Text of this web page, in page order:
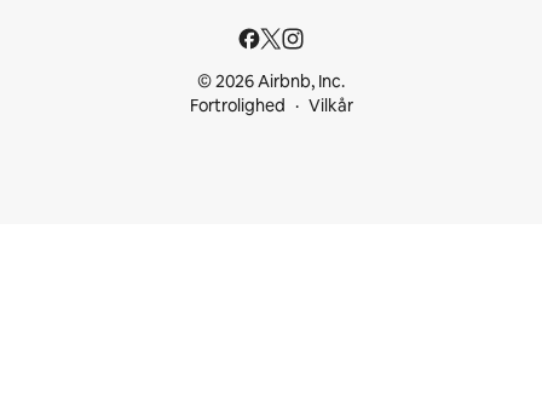
© 2026 Airbnb, Inc.
Fortrolighed
Vilkår